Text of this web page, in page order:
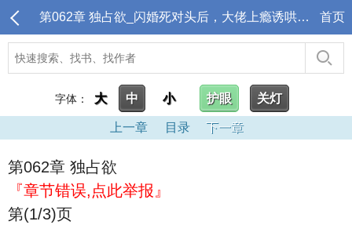
第062章 独占欲_闪婚死对头后，大佬上瘾诱哄生崽 首页
字体： 大 中 小 护眼 关灯
上一章 目录 下一章
第062章 独占欲
『章节错误,点此举报』
第(1/3)页